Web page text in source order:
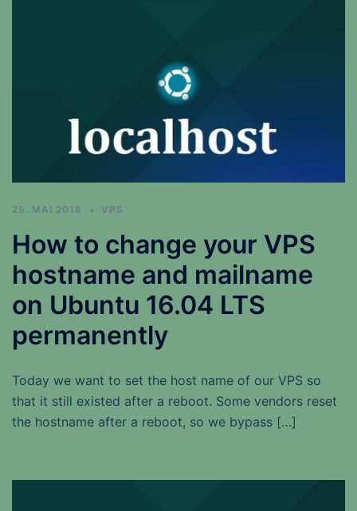
25. MAI 2018 VPS
How to change your VPS
hostname and mailname
on Ubuntu 16.04 LTS
permanently
Today we want to set the host name of our VPS so
that it still existed after a reboot. Some vendors reset
the hostname after a reboot, so we bypass […]